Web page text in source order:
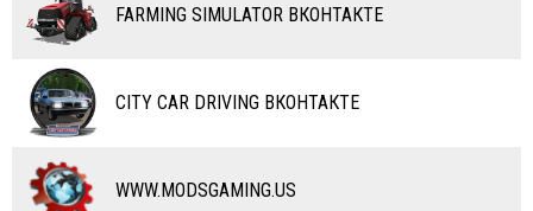
КАРТЫ
ЧИТЫ
ПРОГРАММЫ
РАЗНОЕ
FARMING SIMULATOR ВКОНТАКТЕ
CITY CAR DRIVING ВКОНТАКТЕ
WWW.MODSGAMING.US